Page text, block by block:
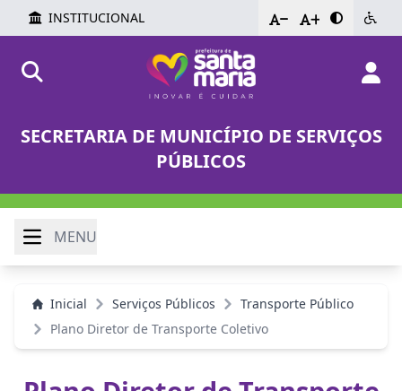
INSTITUCIONAL - +
SECRETARIA DE MUNICÍPIO DE SERVIÇOS
PÚBLICOS
MENU
Inicial Serviços Públicos
Transporte Público
Plano Diretor de Transporte Coletivo